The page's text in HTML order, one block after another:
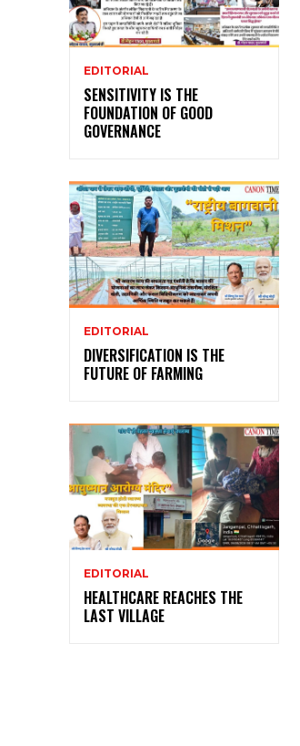
EDITORIAL
SENSITIVITY IS THE
FOUNDATION OF GOOD
GOVERNANCE
EDITORIAL
DIVERSIFICATION IS THE
FUTURE OF FARMING
EDITORIAL
HEALTHCARE REACHES THE
LAST VILLAGE